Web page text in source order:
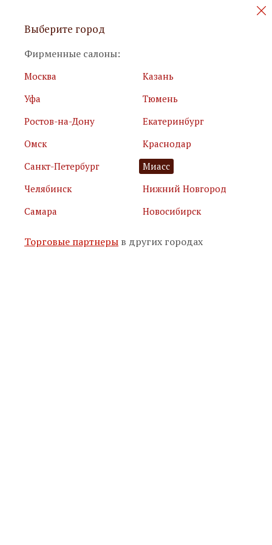
Персональные акции и новинки
Я принимаю
условия использования сайта
Я соглашаюсь сполитикой обработки персональных
Подписаться
Выберите город
Фирменные салоны:
Москва
Казань
Уфа
Тюмень
Ростов-на-Дону
Екатеринбург
Омск
Краснодар
Санкт-Петербург
Миасс
Челябинск
Нижний Новгород
Самара
Новосибирск
Торговые партнеры в других городах